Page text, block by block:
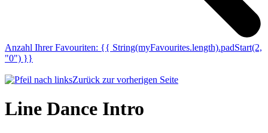
Anzahl Ihrer Favouriten: {{ String(myFavourites.length).padStart(2,
"0") }}
Zurück zur vorherigen Seite
Line Dance Intro